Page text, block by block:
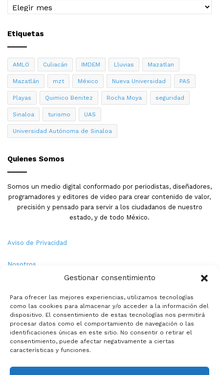
Gestionar consentimiento
Para ofrecer las mejores experiencias, utilizamos tecnologías
como las cookies para almacenar y/o acceder a la información del
dispositivo. El consentimiento de estas tecnologías nos permitirá
procesar datos como el comportamiento de navegación o las
identificaciones únicas en este sitio. No consentir o retirar el
consentimiento, puede afectar negativamente a ciertas
características y funciones.
Archivo
Etiquetas
AMLO Culiacán IMDEM Lluvias Mazatlan
Mazatlán mzt México Nueva Universidad PAS
Playas Quimico Benitez Rocha Moya seguridad
Sinaloa turismo UAS
Universidad Autónoma de Sinaloa
Quienes Somos
Somos un medio digital conformado por periodistas, diseñadores,
programadores y editores de video para crear contenido de valor,
precisión y pensado para servir a los ciudadanos de nuestro
estado, y de todo México.
Aviso de Privacidad
Nosotros
Política de Cookies
Contacto